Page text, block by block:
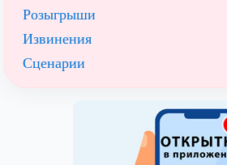
Розыгрыши
Извинения
Сценарии